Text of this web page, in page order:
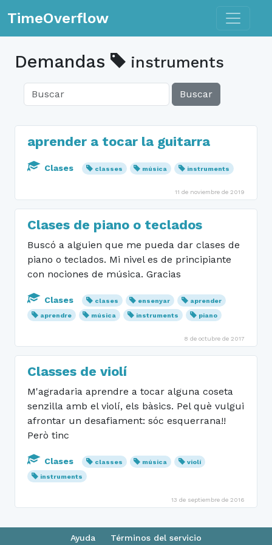
TimeOverflow Toggle
Demandas instruments
Buscar
aprender a tocar la guitarra
Clases classes música instruments
11 de noviembre de 2019
Clases de piano o teclados
Buscó a alguien que me pueda dar clases de
piano o teclados. Mi nivel es de principiante
con nociones de música. Gracias
Clases clases ensenyar
aprender
aprendre
música instruments piano
8 de octubre de 2017
Classes de violí
M'agradaria aprendre a tocar alguna coseta
senzilla amb el violí, els bàsics. Pel què vulgui
afrontar un desafiament: sóc esquerrana!!
Però tinc
Clases classes música
violí
instruments
13 de septiembre de 2016
Ayuda Términos del servicio